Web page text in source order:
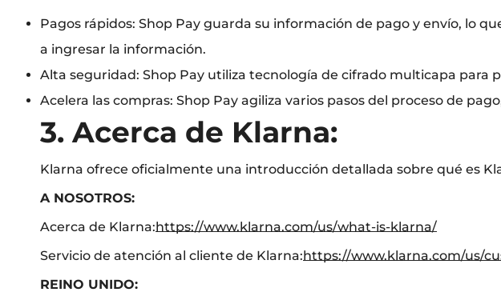
Pagos rápidos: Shop Pay guarda su información de pago y envío, lo
a ingresar la información.
Alta seguridad: Shop Pay utiliza tecnología de cifrado multicapa para
Acelera las compras: Shop Pay agiliza varios pasos del proceso de
3. Acerca de Klarna:
Klarna ofrece oficialmente una introducción detallada sobre qué es
A NOSOTROS:
Acerca de Klarna:https://www.klarna.com/us/what-is-klarna/
Servicio de atención al cliente de Klarna:https://www.klarna.com/us/
REINO UNIDO: